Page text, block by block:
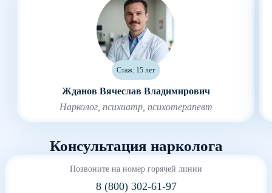
Стаж: 15 лет
Жданов Вячеслав Владимирович
Нарколог, психиатр, психотерапевт
Консультация нарколога
Позвоните на номер горячей линии
8 (800) 302-61-97